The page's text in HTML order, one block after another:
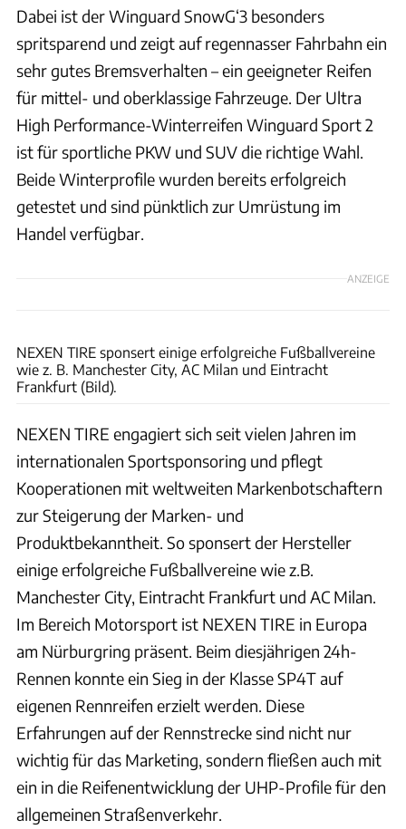
Dabei ist der Winguard SnowG‘3 besonders
spritsparend und zeigt auf regennasser Fahrbahn ein
sehr gutes Bremsverhalten – ein geeigneter Reifen
für mittel- und oberklassige Fahrzeuge. Der Ultra
High Performance-Winterreifen Winguard Sport 2
ist für sportliche PKW und SUV die richtige Wahl.
Beide Winterprofile wurden bereits erfolgreich
getestet und sind pünktlich zur Umrüstung im
Handel verfügbar.
ANZEIGE
NEXEN TIRE sponsert einige erfolgreiche Fußballvereine
wie z. B. Manchester City, AC Milan und Eintracht
Frankfurt (Bild).
NEXEN TIRE engagiert sich seit vielen Jahren im
internationalen Sportsponsoring und pflegt
Kooperationen mit weltweiten Markenbotschaftern
zur Steigerung der Marken- und
Produktbekanntheit. So sponsert der Hersteller
einige erfolgreiche Fußballvereine wie z.B.
Manchester City, Eintracht Frankfurt und AC Milan.
Im Bereich Motorsport ist NEXEN TIRE in Europa
am Nürburgring präsent. Beim diesjährigen 24h-
Rennen konnte ein Sieg in der Klasse SP4T auf
eigenen Rennreifen erzielt werden. Diese
Erfahrungen auf der Rennstrecke sind nicht nur
wichtig für das Marketing, sondern fließen auch mit
ein in die Reifenentwicklung der UHP-Profile für den
allgemeinen Straßenverkehr.